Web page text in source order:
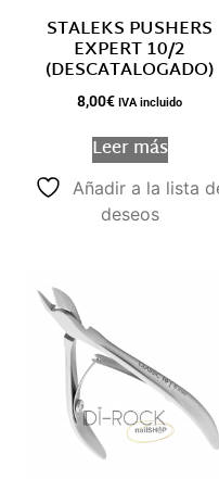
STALEKS PUSHERS
EXPERT 10/2
(DESCATALOGADO)
8,00€ IVA incluido
Leer más
Añadir a la lista
deseos